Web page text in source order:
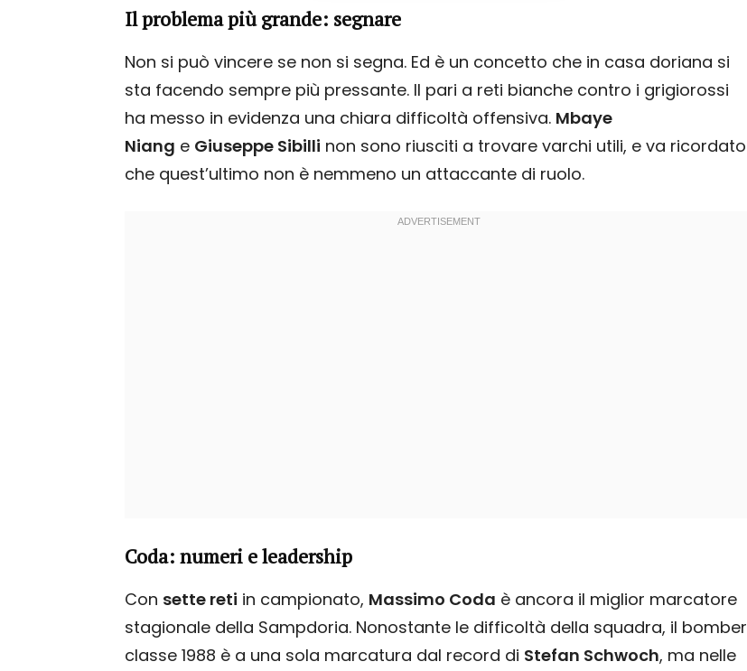
Il problema più grande: segnare
Non si può vincere se non si segna. Ed è un concetto che in casa doriana si
sta facendo sempre più pressante. Il pari a reti bianche contro i grigiorossi
ha messo in evidenza una chiara difficoltà offensiva. Mbaye
Niang e Giuseppe Sibilli non sono riusciti a trovare varchi utili, e va ricordato
che quest’ultimo non è nemmeno un attaccante di ruolo.
Coda: numeri e leadership
Con sette reti in campionato, Massimo Coda è ancora il miglior marcatore
stagionale della Sampdoria. Nonostante le difficoltà della squadra, il bomber
classe 1988 è a una sola marcatura dal record di Stefan Schwoch, ma nelle